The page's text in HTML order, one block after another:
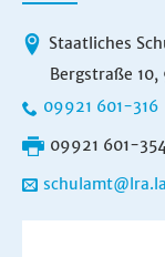
Staatliches
Bergstraße
09921 601-316
09921 601-354